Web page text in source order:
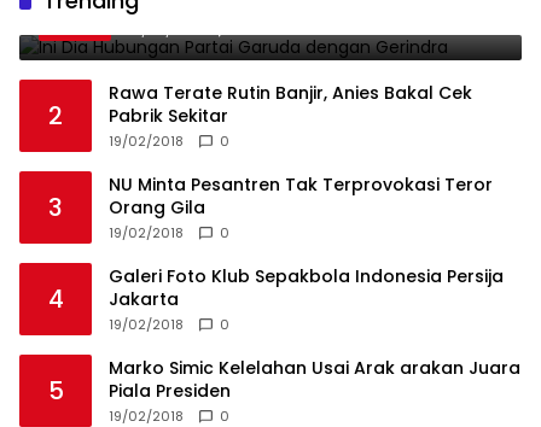
2
Rawa Terate Rutin Banjir, Anies Bakal Cek
Pabrik Sekitar
19/02/2018 0
3
NU Minta Pesantren Tak Terprovokasi Teror
Orang Gila
19/02/2018 0
4
Galeri Foto Klub Sepakbola Indonesia Persija
Jakarta
19/02/2018 0
5
Marko Simic Kelelahan Usai Arak arakan Juara
Piala Presiden
19/02/2018 0